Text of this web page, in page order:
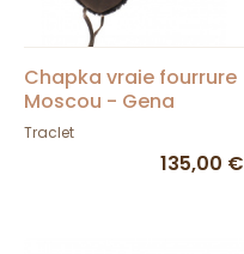
Chapka vraie fourrure
Moscou - Gena
marron chocolat
Traclet
135,00 €